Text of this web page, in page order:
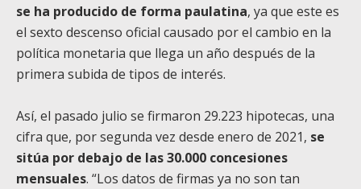
se ha producido de forma paulatina, ya que este es
el sexto descenso oficial causado por el cambio en la
política monetaria que llega un año después de la
primera subida de tipos de interés.
Así, el pasado julio se firmaron 29.223 hipotecas, una
cifra que, por segunda vez desde enero de 2021, se
sitúa por debajo de las 30.000 concesiones
mensuales. “Los datos de firmas ya no son tan